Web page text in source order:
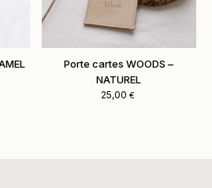
Porte cartes WOODS –
NATUREL
25,00€